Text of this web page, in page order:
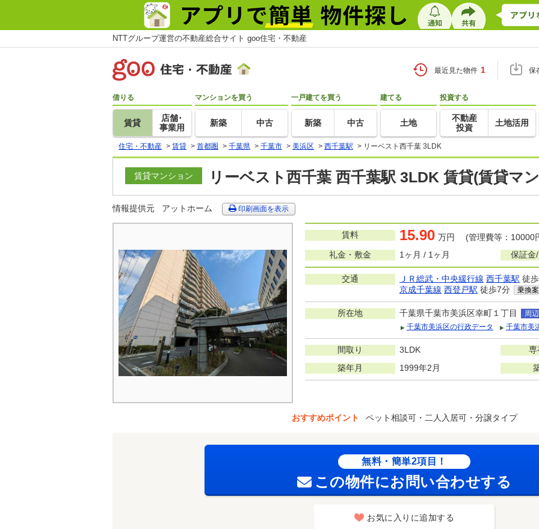
NTTグループ運営の不動産総合サイト goo住宅・不動産
最近見た物件 1 保
借りる
賃貸
店舗･
事業用
マンションを買う
新築 中古
一戸建てを買う
新築 中古
建てる
土地
投資する
不動産
投資
土地活用
住宅・不動産 > 賃貸 > 首都圏 > 千葉県 > 千葉市 > 美浜区 > 西千葉駅 > リーベスト西千葉 3LDK
賃貸マンション リーベスト西千葉 西千葉駅 3LDK 賃貸(賃貸マ
情報提供元 アットホーム 印刷画面を表示
賃料 15.90 万円 (管理費等：10000
礼金・敷金
1ヶ月 / 1ヶ月 保証金
交通 ＪＲ総武・中央緩行線 西千葉駅 徒
京成千葉線 西登戸駅 徒歩7分 乗換
所在地 千葉県千葉市美浜区幸町１丁目
周
千葉市美浜区の行政データ
千葉市美
間取り 3LDK 専
築年月 1999年2月
おすすめポイント ペット相談可・二人入居可・分譲タイプ
無料・簡単2項目！
この物件にお問い合わせする
お気に入りに追加する